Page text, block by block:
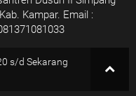
Kampar. Email :
s/d Sekarang